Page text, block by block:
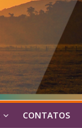
CONTATOS